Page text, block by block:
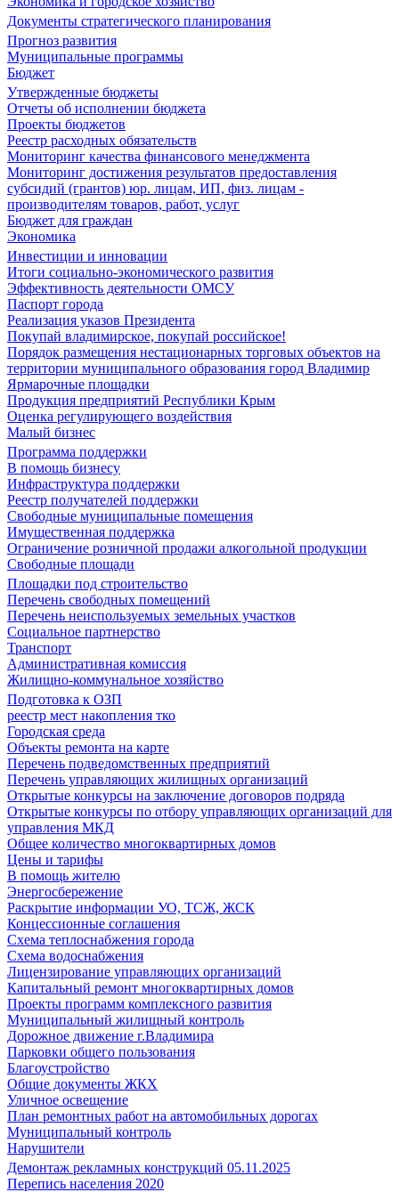
Документы стратегического планирования
Прогноз развития
Муниципальные программы
Бюджет
Утвержденные бюджеты
Отчеты об исполнении бюджета
Проекты бюджетов
Реестр расходных обязательств
Мониторинг качества финансового менеджмента
Мониторинг достижения результатов предоставления
субсидий (грантов) юр. лицам, ИП, физ. лицам -
производителям товаров, работ, услуг
Бюджет для граждан
Экономика
Инвестиции и инновации
Итоги социально-экономического развития
Эффективность деятельности ОМСУ
Паспорт города
Реализация указов Президента
Покупай владимирское, покупай российское!
Порядок размещения нестационарных торговых объектов на
территории муниципального образования город Владимир
Ярмарочные площадки
Продукция предприятий Республики Крым
Оценка регулирующего воздействия
Малый бизнес
Программа поддержки
В помощь бизнесу
Инфраструктура поддержки
Реестр получателей поддержки
Свободные муниципальные помещения
Имущественная поддержка
Ограничение розничной продажи алкогольной продукции
Свободные площади
Площадки под строительство
Перечень свободных помещений
Перечень неиспользуемых земельных участков
Социальное партнерство
Транспорт
Административная комиссия
Жилищно-коммунальное хозяйство
Подготовка к ОЗП
реестр мест накопления тко
Городская среда
Объекты ремонта на карте
Перечень подведомственных предприятий
Перечень управляющих жилищных организаций
Открытые конкурсы на заключение договоров подряда
Открытые конкурсы по отбору управляющих организаций для
управления МКД
Общее количество многоквартирных домов
Цены и тарифы
В помощь жителю
Энергосбережение
Раскрытие информации УО, ТСЖ, ЖСК
Концессионные соглашения
Схема теплоснабжения города
Схема водоснабжения
Лицензирование управляющих организаций
Капитальный ремонт многоквартирных домов
Проекты программ комплексного развития
Муниципальный жилищный контроль
Дорожное движение г.Владимира
Парковки общего пользования
Благоустройство
Общие документы ЖКХ
Уличное освещение
План ремонтных работ на автомобильных дорогах
Муниципальный контроль
Нарушители
Демонтаж рекламных конструкций 05.11.2025
Перепись населения 2020